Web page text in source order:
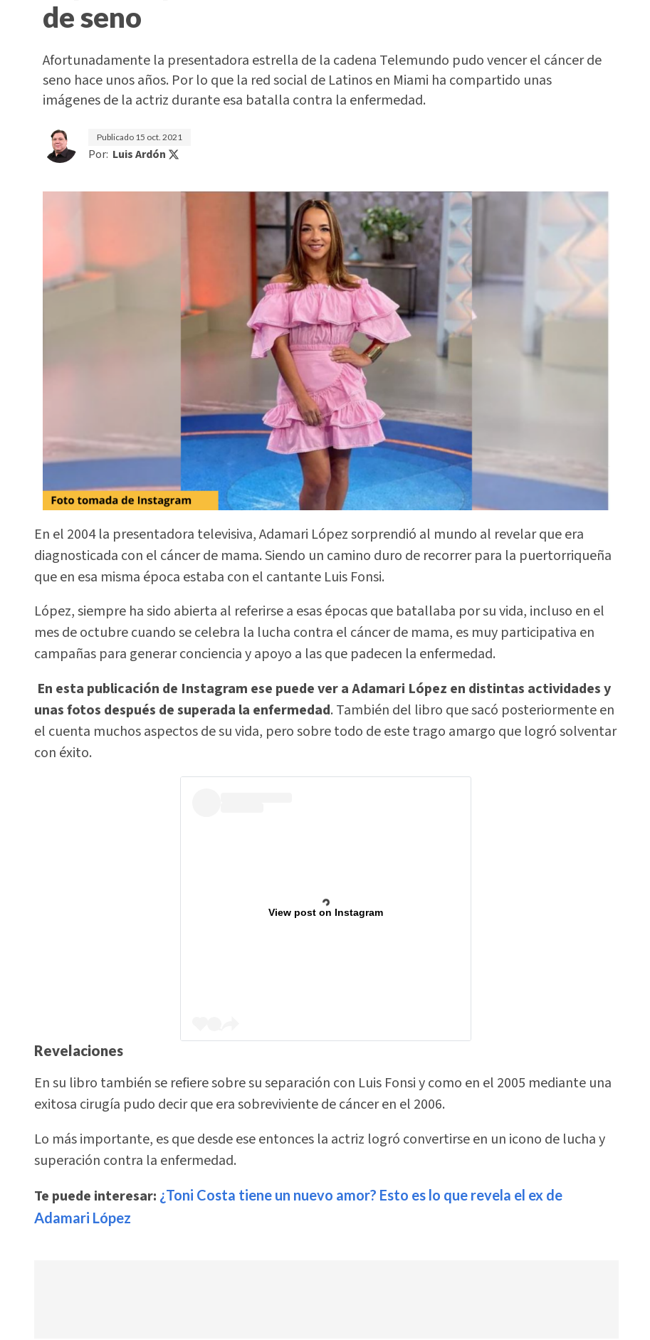
de seno
Afortunadamente la presentadora estrella de la cadena Telemundo pudo vencer el cáncer de
seno hace unos años. Por lo que la red social de Latinos en Miami ha compartido unas
imágenes de la actriz durante esa batalla contra la enfermedad.
Publicado 15 oct. 2021
Por: Luis Ardón
En el 2004 la presentadora televisiva, Adamari López sorprendió al mundo al revelar que era
diagnosticada con el cáncer de mama. Siendo un camino duro de recorrer para la puertorriqueña
que en esa misma época estaba con el cantante Luis Fonsi.
López, siempre ha sido abierta al referirse a esas épocas que batallaba por su vida, incluso en el
mes de octubre cuando se celebra la lucha contra el cáncer de mama, es muy participativa en
campañas para generar conciencia y apoyo a las que padecen la enfermedad.
En esta publicación de Instagram ese puede ver a Adamari López en distintas actividades y
unas fotos después de superada la enfermedad. También del libro que sacó posteriormente en
el cuenta muchos aspectos de su vida, pero sobre todo de este trago amargo que logró solventar
con éxito.
View post on Instagram
Revelaciones
En su libro también se refiere sobre su separación con Luis Fonsi y como en el 2005 mediante una
exitosa cirugía pudo decir que era sobreviviente de cáncer en el 2006.
Lo más importante, es que desde ese entonces la actriz logró convertirse en un icono de lucha y
superación contra la enfermedad.
Te puede interesar: ¿Toni Costa tiene un nuevo amor? Esto es lo que revela el ex de
Adamari López